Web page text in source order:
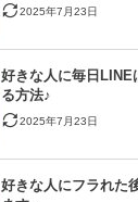
2025年7月23日
好きな人に毎日LINE
る方法♪
2025年7月23日
好きな人にフラれた